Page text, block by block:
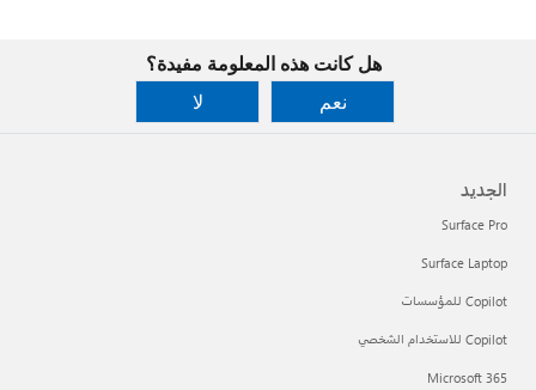
هل كانت هذه المعلومة مفيدة؟
نعم
لا
الجديد
Surface Pro
Surface Laptop
Copilot للمؤسسات
Copilot للاستخدام الشخصي
Microsoft 365